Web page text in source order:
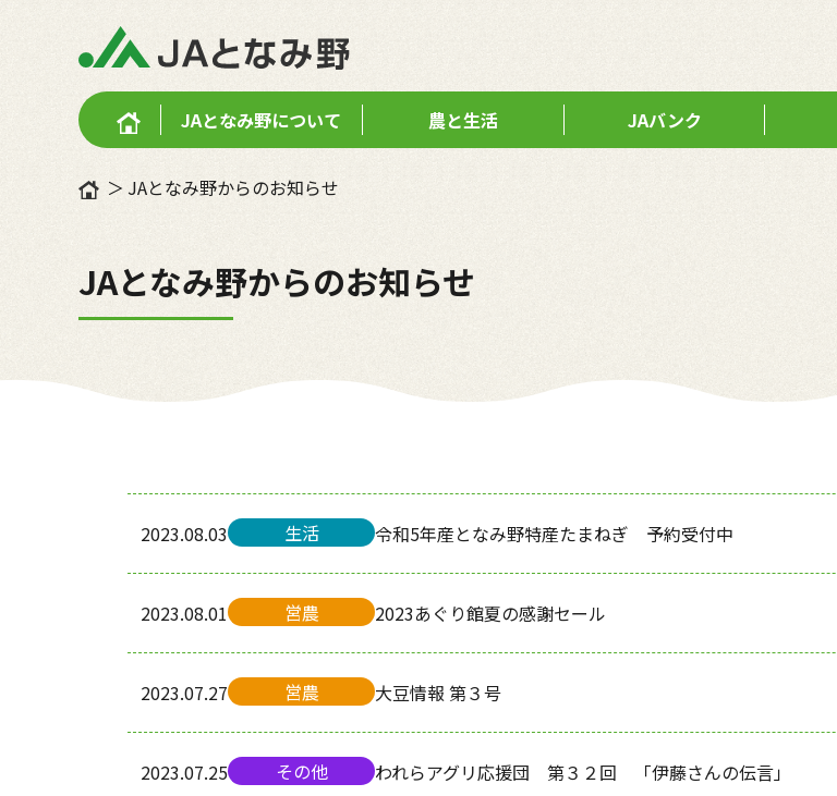
JAとなみ野について 農と生活 JAバンク
JAとなみ野からのお知らせ
JAとなみ野からのお知らせ
2023.08.03 生活 令和5年産となみ野特産たまねぎ 予約受付中
2023.08.01 営農 2023あぐり館夏の感謝セール
2023.07.27 営農 大豆情報 第３号
2023.07.25 その他 われらアグリ応援団 第３２回 「伊藤さんの伝言」